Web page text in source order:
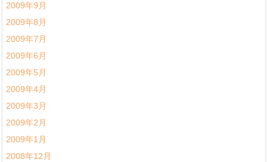
2009年9月
2009年8月
2009年7月
2009年6月
2009年5月
2009年4月
2009年3月
2009年2月
2009年1月
2008年12月